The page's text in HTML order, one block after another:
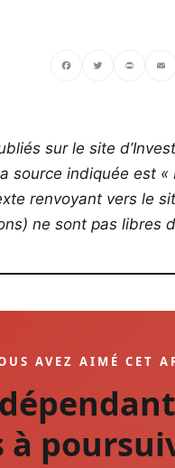
sur le site
source indiquée est
renvoyant vers le
ne sont pas libres
AVEZ AIMÉ CET
à